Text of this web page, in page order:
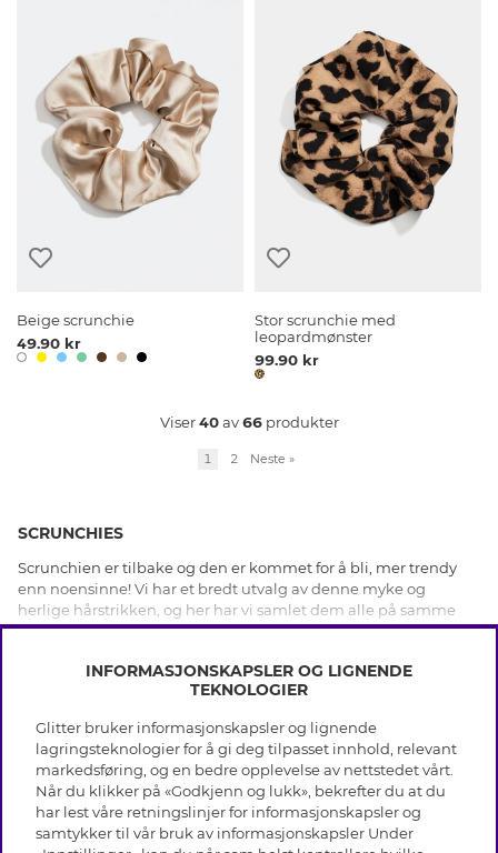
Beige scrunchie
49.90 kr
Stor scrunchie med
leopardmønster
99.90 kr
Viser40av66produkter
1 2 Neste »
SCRUNCHIES
Scrunchien er tilbake og den er kommet for å bli, mer trendy
enn noensinne! Vi har et bredt utvalg av denne myke og
herlige hårstrikken, og her har vi samlet dem alle på samme
sted. Velg og vrak mellom sesongens mest populære design. Vi
enklere og mer stilrene scrunchies. Det passer like fint til
hverdagsantrekk som til fest. Her kan du kjøpe de mest
INFO
Vilkår
Personvern
Cookies
OM GLITTER
Black Friday
INFORMASJONSKAPSLER OG LIGNENDE
TEKNOLOGIER
Glitter bruker informasjonskapsler og lignende
lagringsteknologier for å gi deg tilpasset innhold, relevant
markedsføring, og en bedre opplevelse av nettstedet vårt.
Når du klikker på «Godkjenn og lukk», bekrefter du at du
har lest våre retningslinjer for informasjonskapsler og
samtykker til vår bruk av informasjonskapsler Under